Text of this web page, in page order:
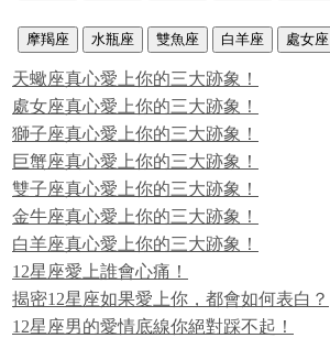
摩羯座 水瓶座 雙魚座 白羊座 處女座
天蠍座真心愛上你的三大跡象！
處女座真心愛上你的三大跡象！
獅子座真心愛上你的三大跡象！
巨蟹座真心愛上你的三大跡象！
雙子座真心愛上你的三大跡象！
金牛座真心愛上你的三大跡象！
白羊座真心愛上你的三大跡象！
12星座愛上誰會心痛！
揭密12星座如果愛上你，都會如何表白？
12星座男的愛情底線你絕對踩不起！